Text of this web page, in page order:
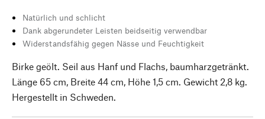
Natürlich und schlicht
Dank abgerundeter Leisten beidseitig verwendbar
Widerstandsfähig gegen Nässe und Feuchtigkeit
Birke geölt. Seil aus Hanf und Flachs, baumharzgetränkt.
Länge 65 cm, Breite 44 cm, Höhe 1,5 cm. Gewicht 2,8 kg.
Hergestellt in Schweden.